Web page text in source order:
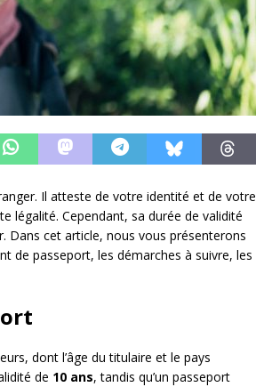
Il atteste de votre identité et de votre
légalité. Cependant, sa durée de validité
Dans cet article, nous vous présenterons
de passeport, les démarches à suivre, les
dont l’âge du titulaire et le pays
de 10 ans, tandis qu’un passeport